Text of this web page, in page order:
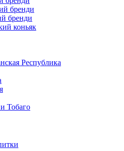
бренди
бренди
коньяк
Республика
Тобаго